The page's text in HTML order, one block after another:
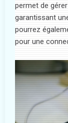
permet de
garantissant
pourrez
pour une